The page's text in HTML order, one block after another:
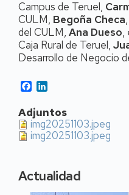
Campus de Teruel,
CULM, Begoña Checa
del CULM, Ana Dueso,
Caja Rural de Teruel,
Desarrollo de Negocio
Facebook
Adjuntos
img20251103.jpeg
img20251103.jpeg
Actualidad